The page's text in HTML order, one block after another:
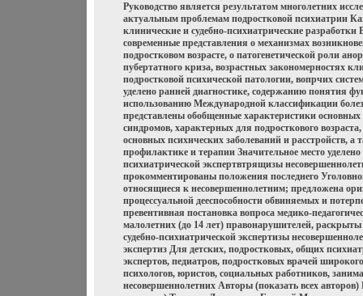
Руководство является результатом многолетних
актуальным проблемам подростковой психиатрии
клинические и судебно-психиатрические
современные представления о механизмах
подростковом возрасте, о патогенетической роли
пубертатного криза, возрастных закономерностях
подростковой психической патологии, вопрчих
уделено ранней диагностике, содержанию понятия
использованию Международной классификации
представлены обобщенные характеристики основных
синдромов, характерных для подросткового
основных психических заболеваний и расстройств, а
профилактике и терапии Значительное место уделено
психиатрической экспертвтрящизы
прокомментированы положения последнего
относящиеся к несовершеннолетним; предложена
процессуальной дееспособности обвиняемых и
превентивная постановка вопроса медико-
малолетних (до 14 лет) правонарушителей,
судебно-психиатрической экспертизы
экспертиз Для детских, подростковых, общих
экспертов, педиатров, подростковых врачей
психологов, юристов, социальных работников,
несовершеннолетних Авторы (показать всех